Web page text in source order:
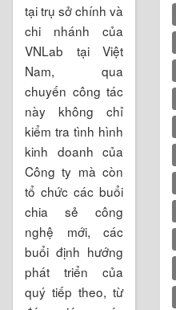
tại trụ sở chính và
chi nhánh của
VNLab tại Việt
Nam, qua
chuyến công tác
này không chỉ
kiểm tra tình hình
kinh doanh của
Công ty mà còn
tổ chức các buổi
chia sẻ công
nghệ mới, các
buổi định hướng
phát triển của
quý tiếp theo, từ